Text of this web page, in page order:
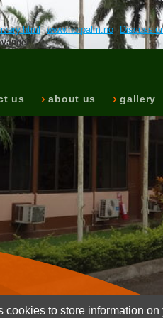
www.norpalm.no
us about us gallery
cookies to store information